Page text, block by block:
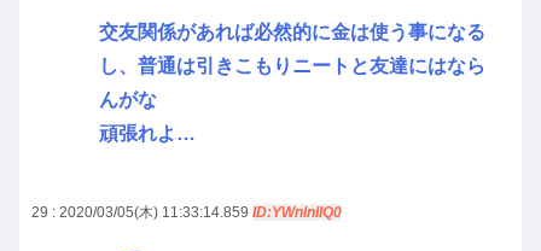
交友関係があれば必然的に金は使う事になる
し、普通は引きこもりニートと友達にはなら
んがな
頑張れよ…
29 : 2020/03/05(木) 11:33:14.859 ID:YWnlnIIQ0